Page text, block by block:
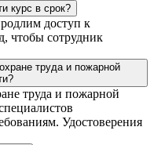
курс в срок?
доступ к
чтобы сотрудник
труда и пожарной
труда и пожарной
Удостоверения